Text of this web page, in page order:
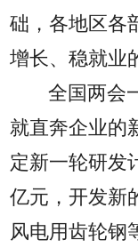
础，各地区各
增长、稳就业
全国两会
就直奔企业的
定新一轮研发
亿元，开发新
风电用齿轮钢